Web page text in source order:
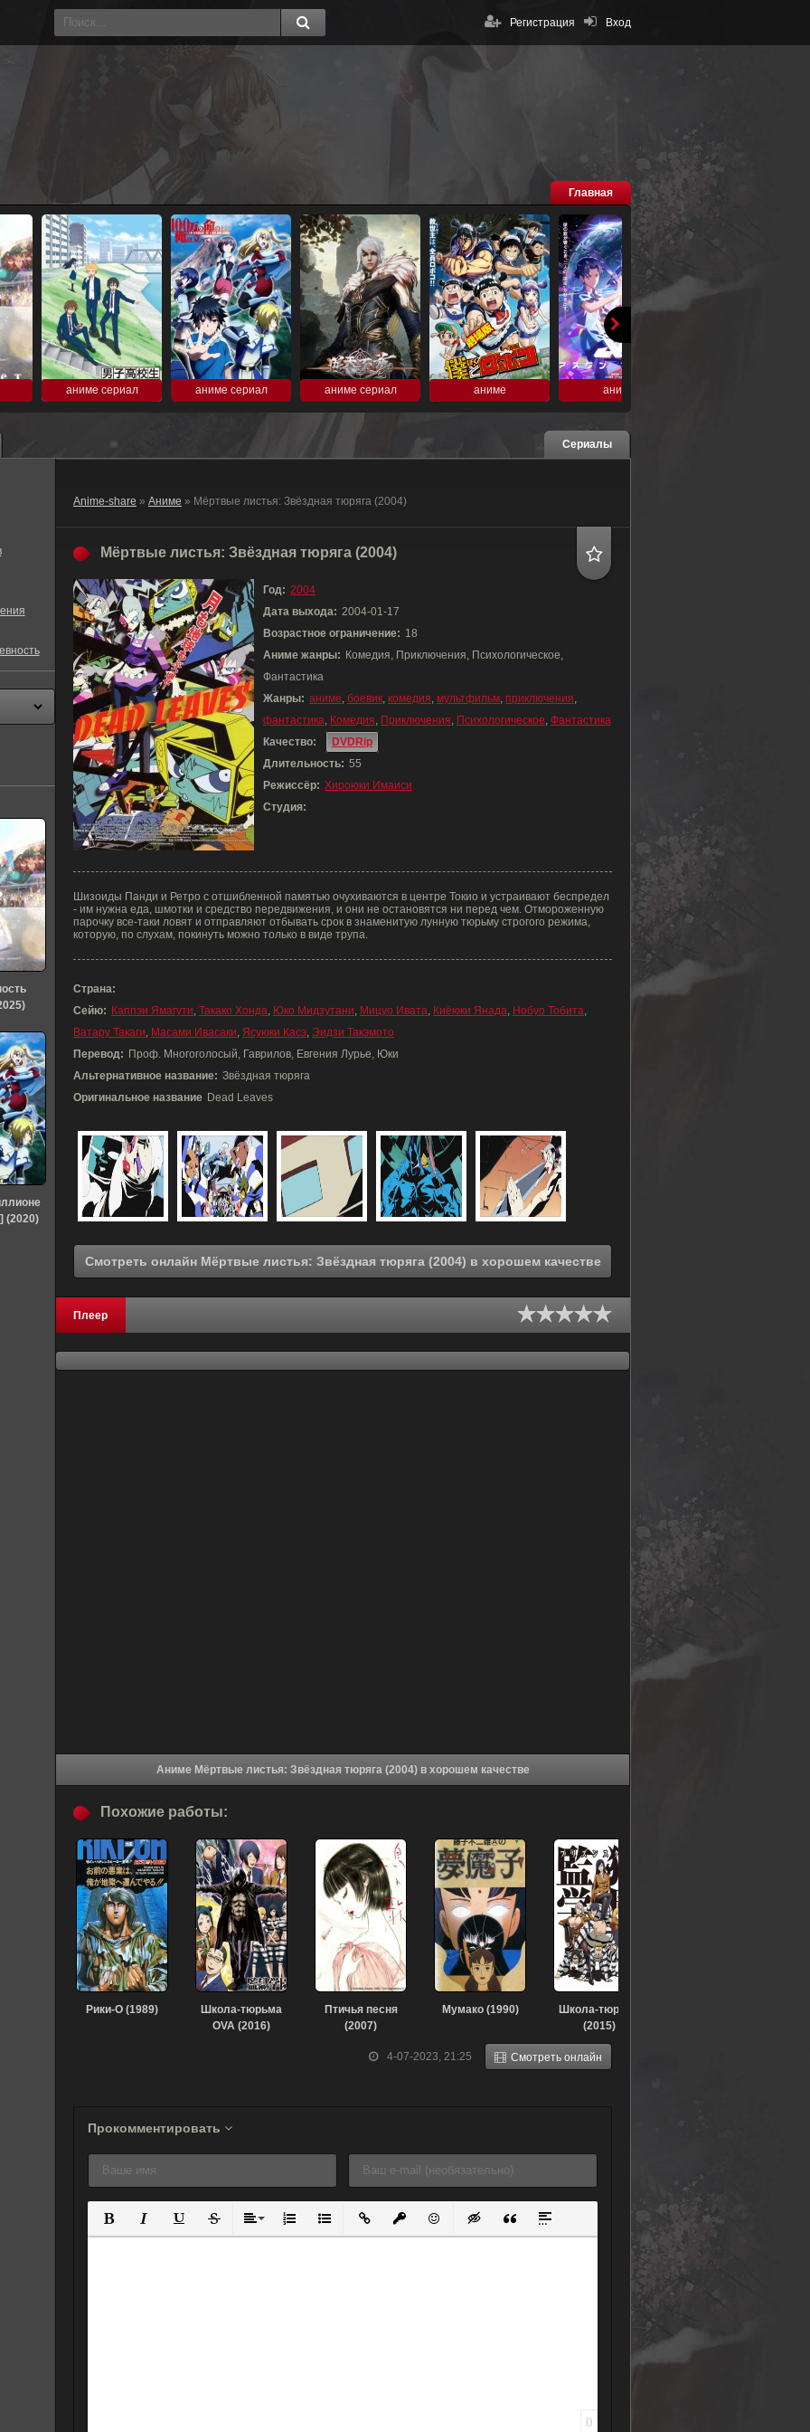
Вход
Регистрация
Главная
аниме сериал аниме сериал аниме сериал аниме аниме
Сериалы
Anime-share » Аниме » Мёртвые листья: Звёздная тюряга (2004)
Мёртвые листья: Звёздная тюряга (2004)
Год: 2004
Дата выхода: 2004-01-17
Возрастное ограничение: 18
Аниме жанры: Комедия, Приключения, Психологическое,
Фантастика
Жанры: аниме, боевик, комедия, мультфильм, приключения,
фантастика, Комедия, Приключения, Психологическое, Фантастика
Качество:
DVDRip
Длительность: 55
Режиссёр: Хироюки Имаиси
Студия:
Шизоиды Панди и Ретро с отшибленной памятью очухиваются в центре Токио и устраивают беспредел
- им нужна еда, шмотки и средство передвижения, и они не остановятся ни перед чем. Отмороженную
парочку все-таки ловят и отправляют отбывать срок в знаменитую лунную тюрьму строгого режима,
которую, по слухам, покинуть можно только в виде трупа.
Страна:
Сейю: Каппэи Ямагути, Такако Хонда, Юко Мидзутани, Мицуо Ивата, Киёюки Янада, Нобуо Тобита,
Ватару Такаги, Масами Ивасаки, Ясуюки Касэ, Эидзи Такэмото
Перевод: Проф. Многоголосый, Гаврилов, Евгения Лурье, Юки
Альтернативное название: Звёздная тюряга
Оригинальное название Dead Leaves
Смотреть онлайн Мёртвые листья: Звёздная тюряга (2004) в хорошем качестве
Плеер
Аниме Мёртвые листья: Звёздная тюряга (2004) в хорошем качестве
4-07-2023, 21:25 Смотреть онлайн
Похожие работы:
Рики-О (1989)
Школа-тюрьма
OVA (2016)
Птичья песня
(2007)
Мумако (1990)
Школа-тюрьма
(2015)
Прокомментировать
Полужирный
КурсивПодчеркнутый
ЗачеркнутыйВыравнивание
Нумерованный список
Маркированный список
Вставить ссылку
Вставить защищенную ссылку
Вставить смайлик
Вставка скрытого текста
Вставка цитаты
Вставка спойлера
0
(2020)